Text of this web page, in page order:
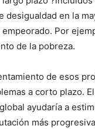
desigualdad en la
Por
de la pobreza.
de esos
a corto plazo.
ayudaría a
más